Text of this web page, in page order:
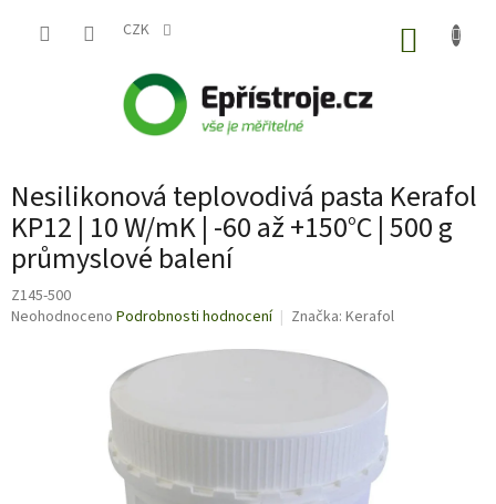
CZK
Nesilikonová teplovodivá pasta Kerafol
KP12 | 10 W/mK | -60 až +150°C | 500 g
průmyslové balení
Z145-500
Průměrné
Neohodnoceno Podrobnosti hodnocení Značka: Kerafol